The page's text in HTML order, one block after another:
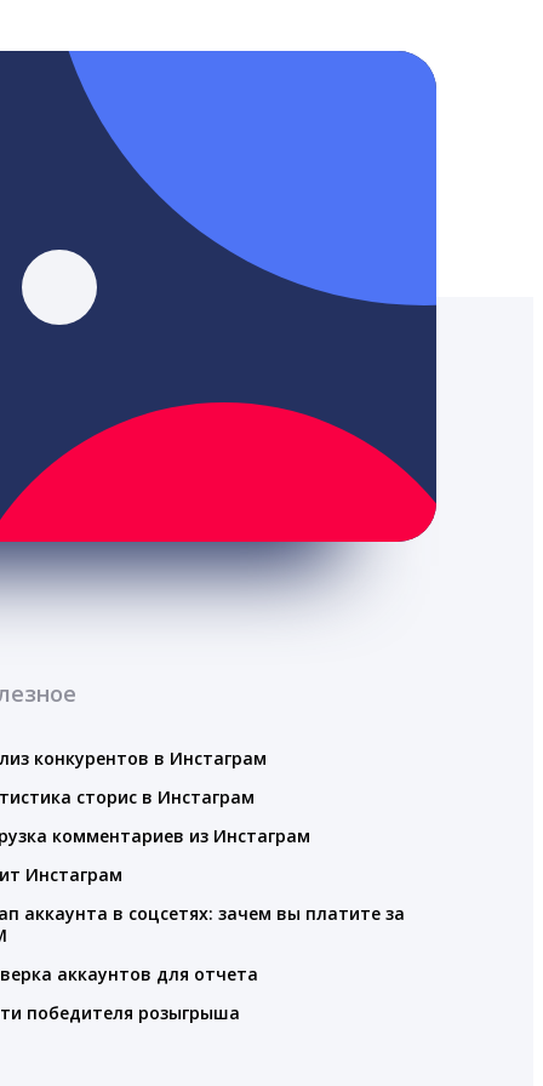
конкурентов в Инстаграм
сторис в Инстаграм
комментариев из Инстаграм
Инстаграм
аккаунта в соцсетях: зачем вы платите за
аккаунтов для отчета
победителя розыгрыша